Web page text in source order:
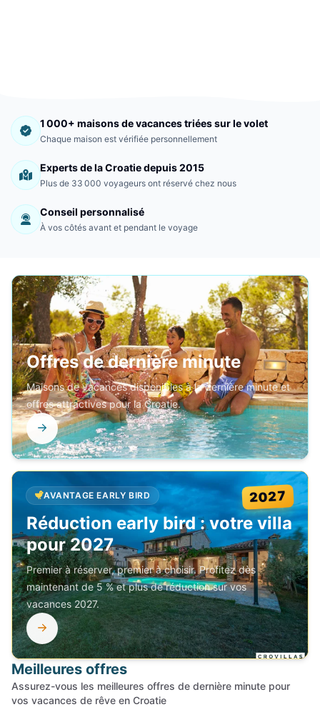
1 000+ maisons de vacances triées sur le volet
Chaque maison est vérifiée personnellement
Experts de la Croatie depuis 2015
Plus de 33 000 voyageurs ont réservé chez nous
Conseil personnalisé
À vos côtés avant et pendant le voyage
Offres de dernière minute
Maisons de vacances disponibles à la dernière minute et
offres attractives pour la Croatie.
2027
AVANTAGE EARLY BIRD
Réduction early bird : votre villa
pour 2027
Premier à réserver, premier à choisir. Profitez dès
maintenant de 5 % et plus de réduction sur vos
vacances 2027.
Meilleures offres
Assurez-vous les meilleures offres de dernière minute pour
vos vacances de rêve en Croatie